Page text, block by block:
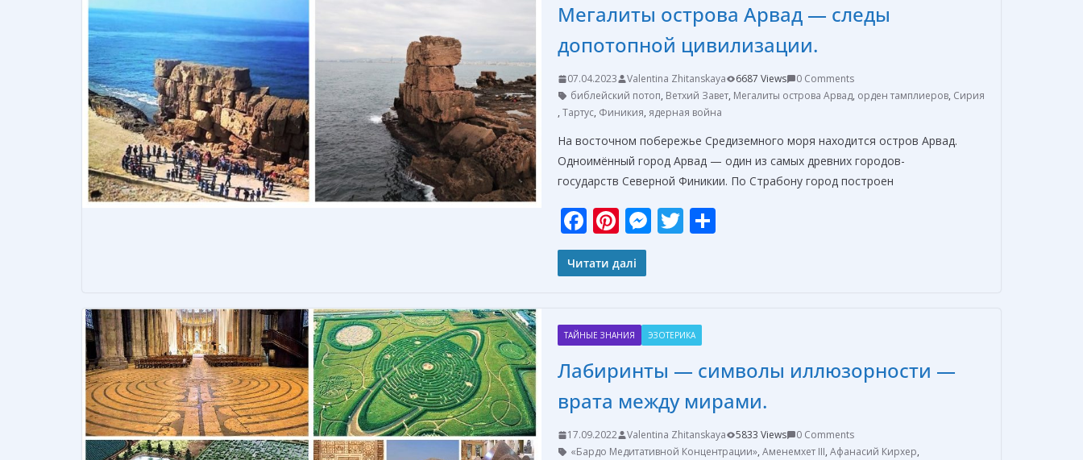
Мегалиты острова Арвад — следы
допотопной цивилизации.
07.04.2023 Valentina Zhitanskaya 6687 Views
0 Comments
библейский потоп, Ветхий Завет, Мегалиты острова Арвад, орден тамплиеров, Сирия
, Тартус, Финикия, ядерная война
На восточном побережье Средиземного моря находится остров Арвад.
Одноимённый город Арвад — один из самых древних городов-
государств Северной Финикии. По Страбону город построен
F
ac
e
o
o
k
Pi
nt
er
st
M
n
g
er
T
и
т
ь
Читати далі
ТАЙНЫЕ ЗНАНИЯ ЭЗОТЕРИКА
Лабиринты — символы иллюзорности —
врата между мирами.
17.09.2022 Valentina Zhitanskaya 5833 Views
0 Comments
«Бардо Медитативной Концентрации», Аменемхет III, Афанасий Кирхер,